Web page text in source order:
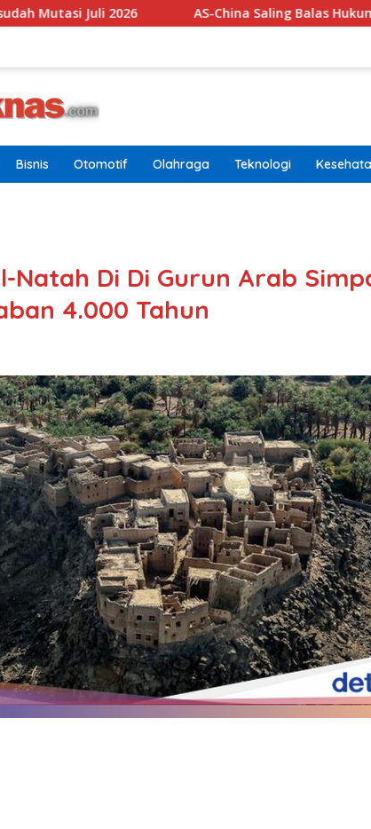
AS-China Saling Balas Hukuman Politik
Bisnis Otomotif Olahraga Teknologi
Natah Di Di Gurun Arab
4.000 Tahun